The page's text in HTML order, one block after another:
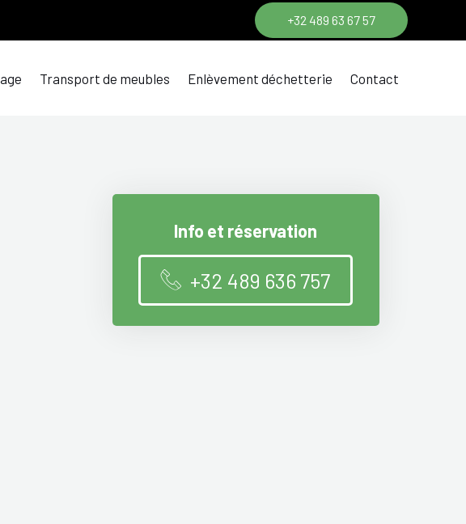
+32 489 63 67 57
Transport de meubles Enlèvement déchetterie Contact
Info et réservation
+32 489 636 757